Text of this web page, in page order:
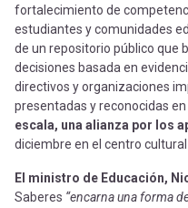
fortalecimiento de
estudiantes y comunidades
de un repositorio público que
decisiones basada en
directivos y organizaciones
presentadas y reconocidas
escala, una alianza por los
diciembre en el centro cultural
El ministro de Educación,
Saberes “encarna una forma